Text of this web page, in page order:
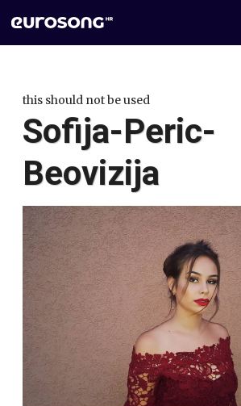
this should not be used
Sofija-Peric-
Beovizija